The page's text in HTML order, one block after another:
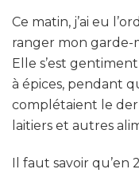
Ce matin, j’ai eu
ranger mon garde-
Elle s’est
à épices, pendant
complétaient le
laitiers et autres
Il faut savoir qu’en